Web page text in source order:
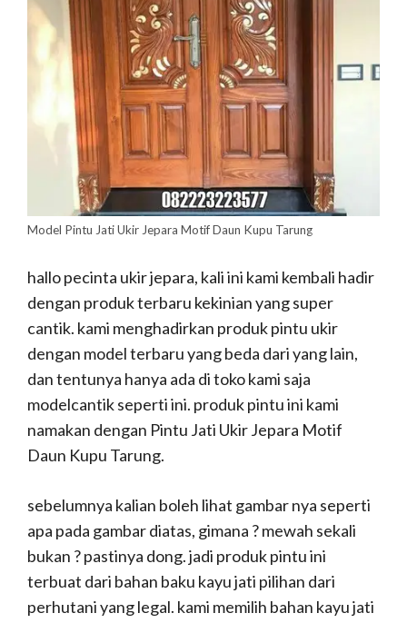
Model Pintu Jati Ukir Jepara Motif Daun Kupu Tarung
hallo pecinta ukir jepara, kali ini kami kembali hadir
dengan produk terbaru kekinian yang super
cantik. kami menghadirkan produk pintu ukir
dengan model terbaru yang beda dari yang lain,
dan tentunya hanya ada di toko kami saja
modelcantik seperti ini. produk pintu ini kami
namakan dengan Pintu Jati Ukir Jepara Motif
Daun Kupu Tarung.
sebelumnya kalian boleh lihat gambar nya seperti
apa pada gambar diatas, gimana ? mewah sekali
bukan ? pastinya dong. jadi produk pintu ini
terbuat dari bahan baku kayu jati pilihan dari
perhutani yang legal. kami memilih bahan kayu jati